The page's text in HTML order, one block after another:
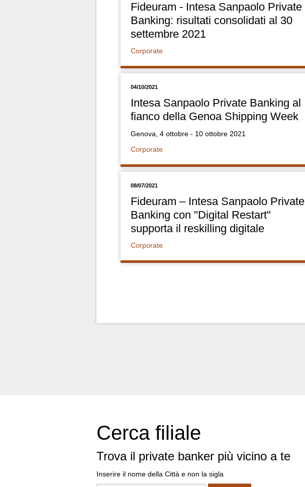
Fideuram - Intesa Sanpaolo Private
Banking: risultati consolidati al 30
settembre 2021
Corporate
04/10/2021
Intesa Sanpaolo Private Banking al
fianco della Genoa Shipping Week
Genova, 4 ottobre - 10 ottobre 2021
Corporate
08/07/2021
Fideuram – Intesa Sanpaolo Private
Banking con "Digital Restart"
supporta il reskilling digitale
Corporate
Cerca filiale
Trova il private banker più vicino a te
Inserire il nome della Città e non la sigla